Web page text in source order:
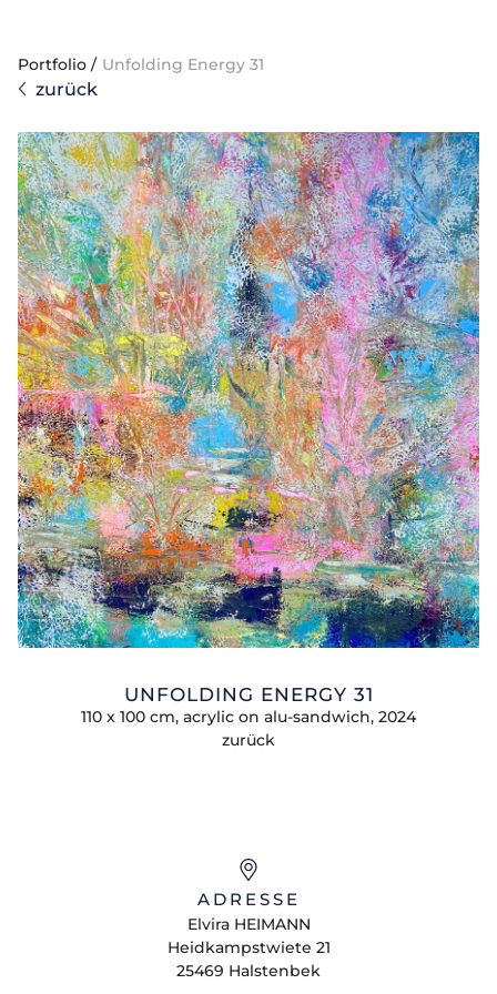
Portfolio / Unfolding Energy 31
zurück
UNFOLDING ENERGY 31
110 x 100 cm, acrylic on alu-sandwich, 2024
zurück
ADRESSE
Elvira HEIMANN
Heidkampstwiete 21
25469 Halstenbek